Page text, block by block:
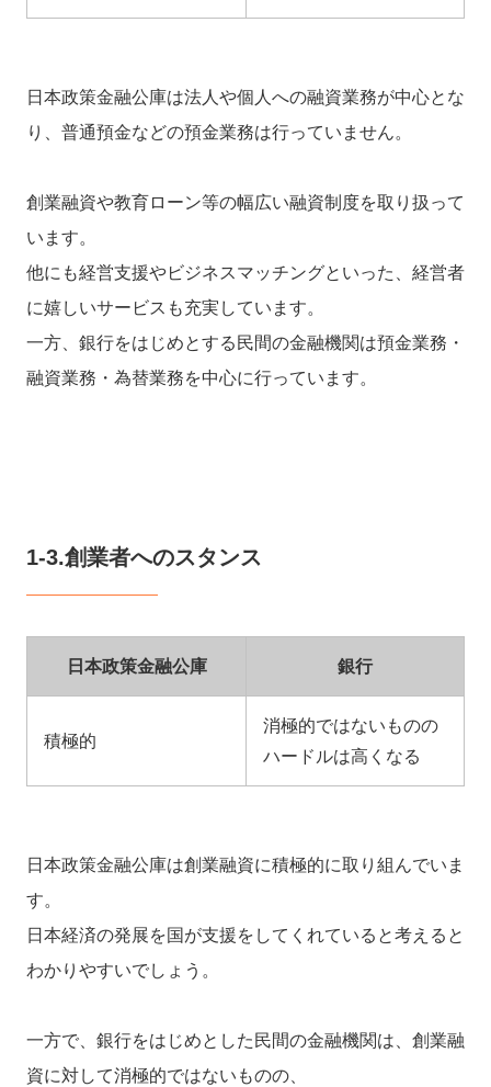
日本政策金融公庫は法人や個人への融資業務が中心とな
り、普通預金などの預金業務は行っていません。
創業融資や教育ローン等の幅広い融資制度を取り扱って
います。
他にも経営支援やビジネスマッチングといった、経営者
に嬉しいサービスも充実しています。
一方、銀行をはじめとする民間の金融機関は預金業務・
融資業務・為替業務を中心に行っています。
1-3.創業者へのスタンス
日本政策金融公庫 銀行
積極的
消極的ではないものの
ハードルは高くなる
日本政策金融公庫は創業融資に積極的に取り組んでいま
す。
日本経済の発展を国が支援をしてくれていると考えると
わかりやすいでしょう。
一方で、銀行をはじめとした民間の金融機関は、創業融
資に対して消極的ではないものの、